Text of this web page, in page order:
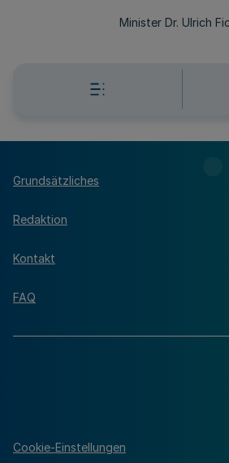
Minister Dr. Ulrich
Grundsätzliches
Redaktion
Kontakt
FAQ
Cookie-Einstellungen